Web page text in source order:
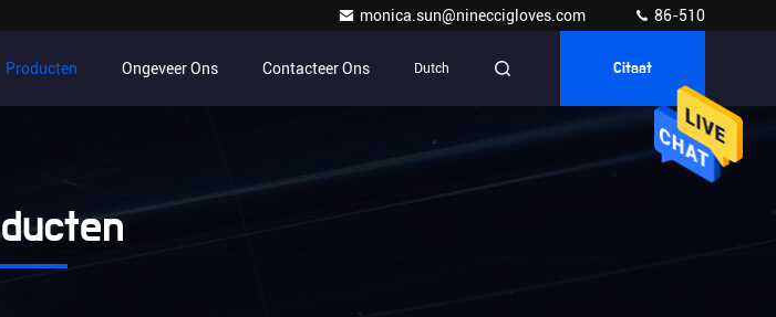
monica.sun@nineccigloves.com 86-510
Producten Ongeveer Ons Contacteer Ons Dutch Citaat